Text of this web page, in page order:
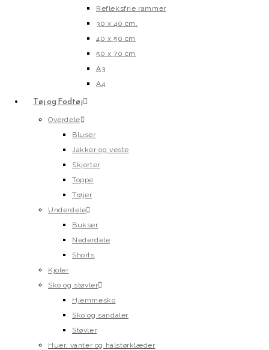
Refleksfrie rammer
30 x 40 cm.
40 x 50 cm
50 x 70 cm
A3
A4
Tøj og Fodtøj
Overdele
Bluser
Jakker og veste
Skjorter
Toppe
Trøjer
Underdele
Bukser
Nederdele
Shorts
Kjoler
Sko og støvler
Hjemmesko
Sko og sandaler
Støvler
Huer, vanter og halstørklæder